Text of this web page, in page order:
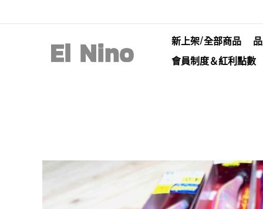
新上架/全部商品
會員制度＆紅利點數